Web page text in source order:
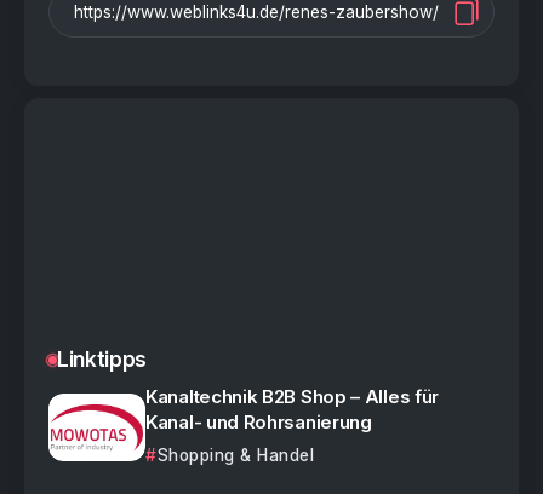
Linktipps
Kanaltechnik B2B Shop – Alles für
Kanal- und Rohrsanierung
Shopping & Handel